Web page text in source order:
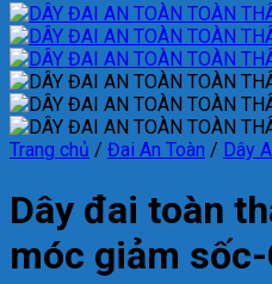
Trang chủ / Đai An Toàn / Dây
Dây đai toàn
móc giảm sốc-